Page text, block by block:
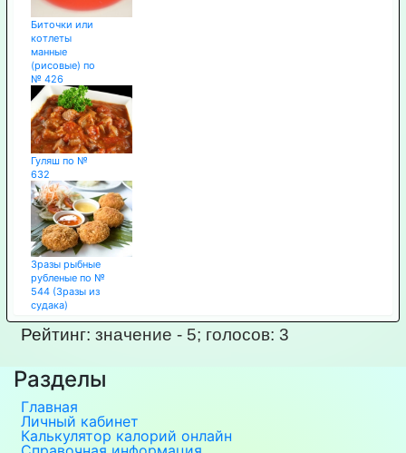
Биточки или
котлеты
манные
(рисовые) по
№ 426
Гуляш по №
632
Зразы рыбные
рубленые по №
544 (Зразы из
судака)
Рейтинг:значение - 5; голосов: 3
Разделы
Главная
Личный кабинет
Калькулятор калорий онлайн